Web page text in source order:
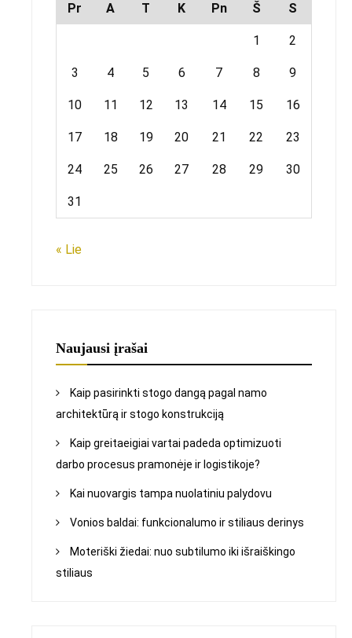
Pr A T K Pn Š S
1 2
3 4 5 6 7 8 9
10 11 12 13 14 15 16
17 18 19 20 21 22 23
24 25 26 27 28 29 30
31
« Lie
Naujausi įrašai
Kaip pasirinkti stogo dangą pagal namo
architektūrą ir stogo konstrukciją
Kaip greitaeigiai vartai padeda optimizuoti
darbo procesus pramonėje ir logistikoje?
Kai nuovargis tampa nuolatiniu palydovu
Vonios baldai: funkcionalumo ir stiliaus derinys
Moteriški žiedai: nuo subtilumo iki išraiškingo
stiliaus